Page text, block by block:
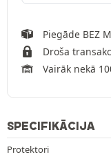
Piegāde BEZ
Droša
Vairāk nekā
SPECIFIKĀCIJA
Protektori